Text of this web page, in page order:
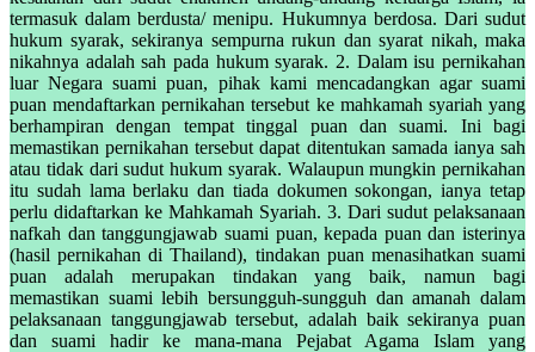
termasuk dalam berdusta/ menipu. Hukumnya berdosa. Dari sudut
hukum syarak, sekiranya sempurna rukun dan syarat nikah, maka
nikahnya adalah sah pada hukum syarak. 2. Dalam isu pernikahan
luar Negara suami puan, pihak kami mencadangkan agar suami
puan mendaftarkan pernikahan tersebut ke mahkamah syariah yang
berhampiran dengan tempat tinggal puan dan suami. Ini bagi
memastikan pernikahan tersebut dapat ditentukan samada ianya sah
atau tidak dari sudut hukum syarak. Walaupun mungkin pernikahan
itu sudah lama berlaku dan tiada dokumen sokongan, ianya tetap
perlu didaftarkan ke Mahkamah Syariah. 3. Dari sudut pelaksanaan
nafkah dan tanggungjawab suami puan, kepada puan dan isterinya
(hasil pernikahan di Thailand), tindakan puan menasihatkan suami
puan adalah merupakan tindakan yang baik, namun bagi
memastikan suami lebih bersungguh-sungguh dan amanah dalam
pelaksanaan tanggungjawab tersebut, adalah baik sekiranya puan
dan suami hadir ke mana-mana Pejabat Agama Islam yang